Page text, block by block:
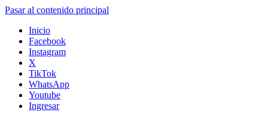
Pasar al contenido principal
Inicio
Facebook
Instagram
X
TikTok
WhatsApp
Youtube
Ingresar